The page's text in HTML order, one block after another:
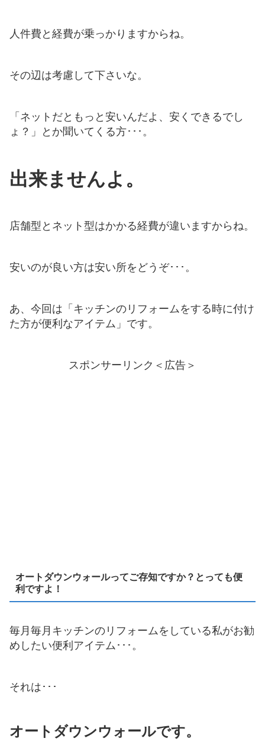
人件費と経費が乗っかりますからね。
その辺は考慮して下さいな。
「ネットだともっと安いんだよ、安くできるでし
ょ？」とか聞いてくる方･･･。
出来ませんよ。
店舗型とネット型はかかる経費が違いますからね。
安いのが良い方は安い所をどうぞ･･･。
あ、今回は「キッチンのリフォームをする時に付け
た方が便利なアイテム」です。
スポンサーリンク＜広告＞
オートダウンウォールってご存知ですか？とっても便
利ですよ！
毎月毎月キッチンのリフォームをしている私がお勧
めしたい便利アイテム･･･。
それは･･･
オートダウンウォールです。